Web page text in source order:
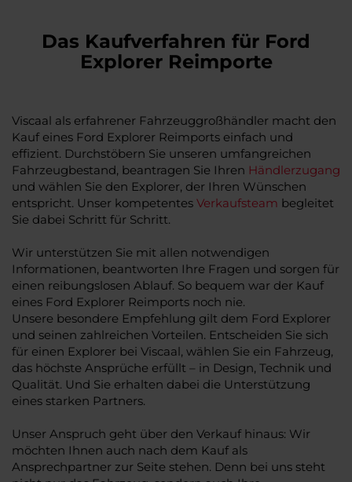
Das Kaufverfahren für Ford
Explorer Reimporte
Viscaal als erfahrener Fahrzeuggroßhändler macht den
Kauf eines Ford Explorer Reimports einfach und
effizient. Durchstöbern Sie unseren umfangreichen
Fahrzeugbestand, beantragen Sie Ihren Händlerzugang
und wählen Sie den Explorer, der Ihren Wünschen
entspricht. Unser kompetentes Verkaufsteam begleitet
Sie dabei Schritt für Schritt.
Wir unterstützen Sie mit allen notwendigen
Informationen, beantworten Ihre Fragen und sorgen für
einen reibungslosen Ablauf. So bequem war der Kauf
eines Ford Explorer Reimports noch nie.
Unsere besondere Empfehlung gilt dem Ford Explorer
und seinen zahlreichen Vorteilen. Entscheiden Sie sich
für einen Explorer bei Viscaal, wählen Sie ein Fahrzeug,
das höchste Ansprüche erfüllt – in Design, Technik und
Qualität. Und Sie erhalten dabei die Unterstützung
eines starken Partners.
Unser Anspruch geht über den Verkauf hinaus: Wir
möchten Ihnen auch nach dem Kauf als
Ansprechpartner zur Seite stehen. Denn bei uns steht